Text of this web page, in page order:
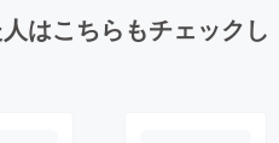
はこちらもチェックし